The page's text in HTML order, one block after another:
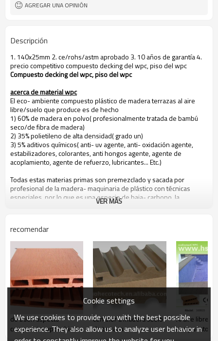
AGREGAR UNA OPINIÓN
Descripción
1. 140x25mm 2. ce/rohs/astm aprobado 3. 10 años de garantía 4.
precio competitivo compuesto decking del wpc, piso del wpc
Compuesto decking del wpc, piso del wpc
acerca de material wpc
El eco- ambiente compuesto plástico de madera terrazas al aire
libre/suelo que produce es de hecho
1) 60% de madera en polvo( profesionalmente tratada de bambú
seco/de fibra de madera)
2) 35% polietileno de alta densidad( grado un)
3) 5% aditivos químicos( anti- uv agente, anti- oxidación agente,
estabilizadores, colorantes, anti hongos agente, agente de
acoplamiento, agente de refuerzo, lubricantes... Etc.)
Todas estas materias primas son premezclado y sacada por
profesional de la madera- maquinaria de plástico con técnicas
especiales, por lo que es una especie de baja- carbono, la
protección del medio ambiente y reciclables nuevo material.
las personas pueden beneficiarse de hohecotech vida por los
atributos siguientes
1. respetuoso del medio ambiente, 100% reciclado.
2. un mantenimiento bajo
3. de fácilinstalación
4. resistencia a la temperatura, adecuados a partir de- 29& deg; a c
+51& deg; c
5. larga- duración de usar( 10 años de garantía)
6. agua- una prueba, la humedad- a prueba de, deinsectos- a
7. con olor a madera, sensación muy natural
8. resistencia a los uv, resistente a la decoloración duradera
9. aspecto elegante
VER MÁS
recomendar
de buen aspecto
compuesto wpc cubierta
140x25mm
con olor a madera suelo
de terraza
Al aire libre
compuesto
Cookie settings
We use cookies to provide you with the best possible
experience. They also allow us to analyze user behavior in